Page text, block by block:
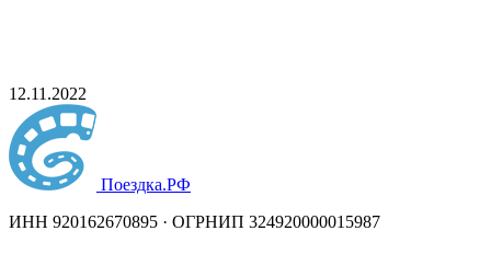
12.11.2022
Поездка.РФ
ИНН 920162670895 · ОГРНИП 324920000015987